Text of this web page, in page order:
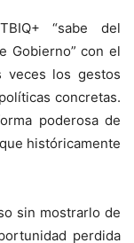
“sabe del
Gobierno” con el
veces los gestos
concretas.
poderosa de
históricamente
sin mostrarlo de
perdida